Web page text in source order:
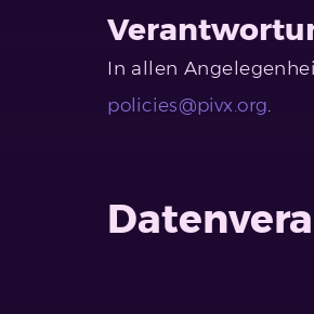
In allen
policies@pivx.org.